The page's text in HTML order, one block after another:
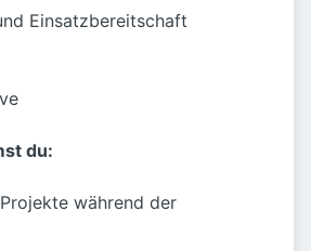
Einsatzbereitschaft
du:
während der